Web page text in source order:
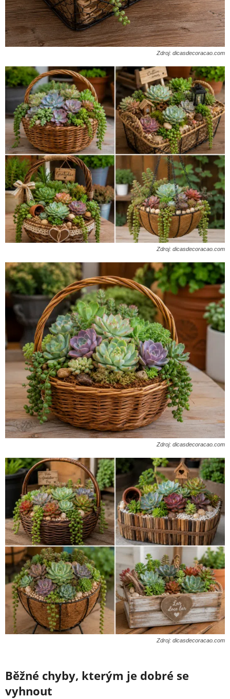
Zdroj: dicasdecoracao.com
Zdroj: dicasdecoracao.com
Zdroj: dicasdecoracao.com
Zdroj: dicasdecoracao.com
Běžné chyby, kterým je dobré se
vyhnout